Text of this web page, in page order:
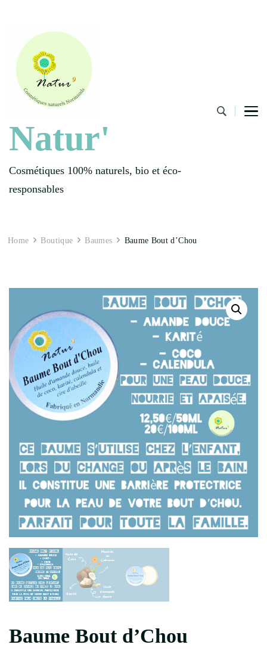
Natur'
Cosmétiques 100% naturels, bio et éco-
responsables
Home Boutique Baumes Baume Bout d’Chou
Baume Bout d’Chou